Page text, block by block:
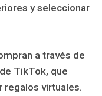
y seleccionar
a través de
TikTok, que
regalos virtuales.